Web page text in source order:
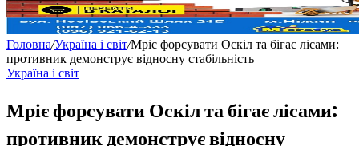
Головна/Україна і світ/Мріє форсувати Оскіл та бігає лісами:
противник демонструє відносну стабільність
Україна і світ
Мріє форсувати Оскіл та бігає лісами:
противник демонструє відносну